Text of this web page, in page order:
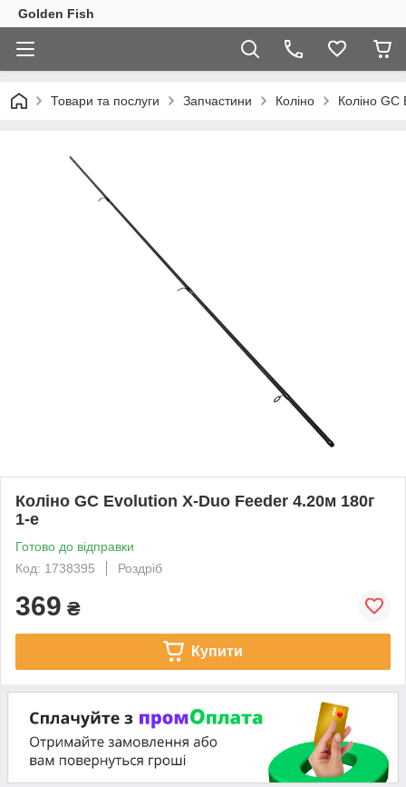
Golden Fish
Товари та послуги Запчастини Коліно Коліно
Коліно GC Evolution X-Duo Feeder 4.20м 180г
1-е
Готово до відправки
Код: 1738395
Роздріб
369 ₴
Купити